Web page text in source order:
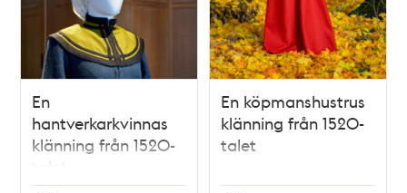
En
hantverkarkvinnas
klänning från 1520-
talet
En köpmanshustrus
klänning från 1520-
talet